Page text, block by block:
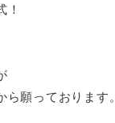
！
願っております。